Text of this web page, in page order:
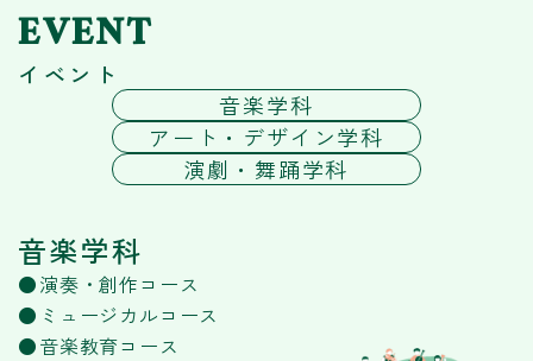
EVENT
イベント
音楽学科
アート・デザイン学科
演劇・舞踊学科
音楽学科
演奏・創作コース
ミュージカルコース
音楽教育コース